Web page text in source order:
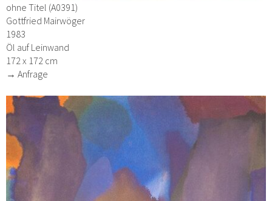
ohne Titel (A0391)
Gottfried Mairwöger
1983
Öl auf Leinwand
172 x 172 cm
→ Anfrage